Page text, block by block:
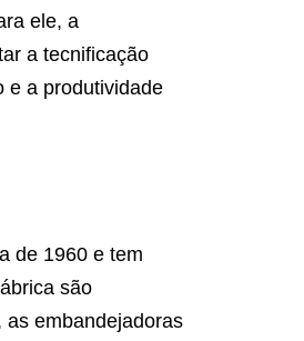
ele, a
a tecnificação
e a produtividade
de 1960 e tem
são
as embandejadoras